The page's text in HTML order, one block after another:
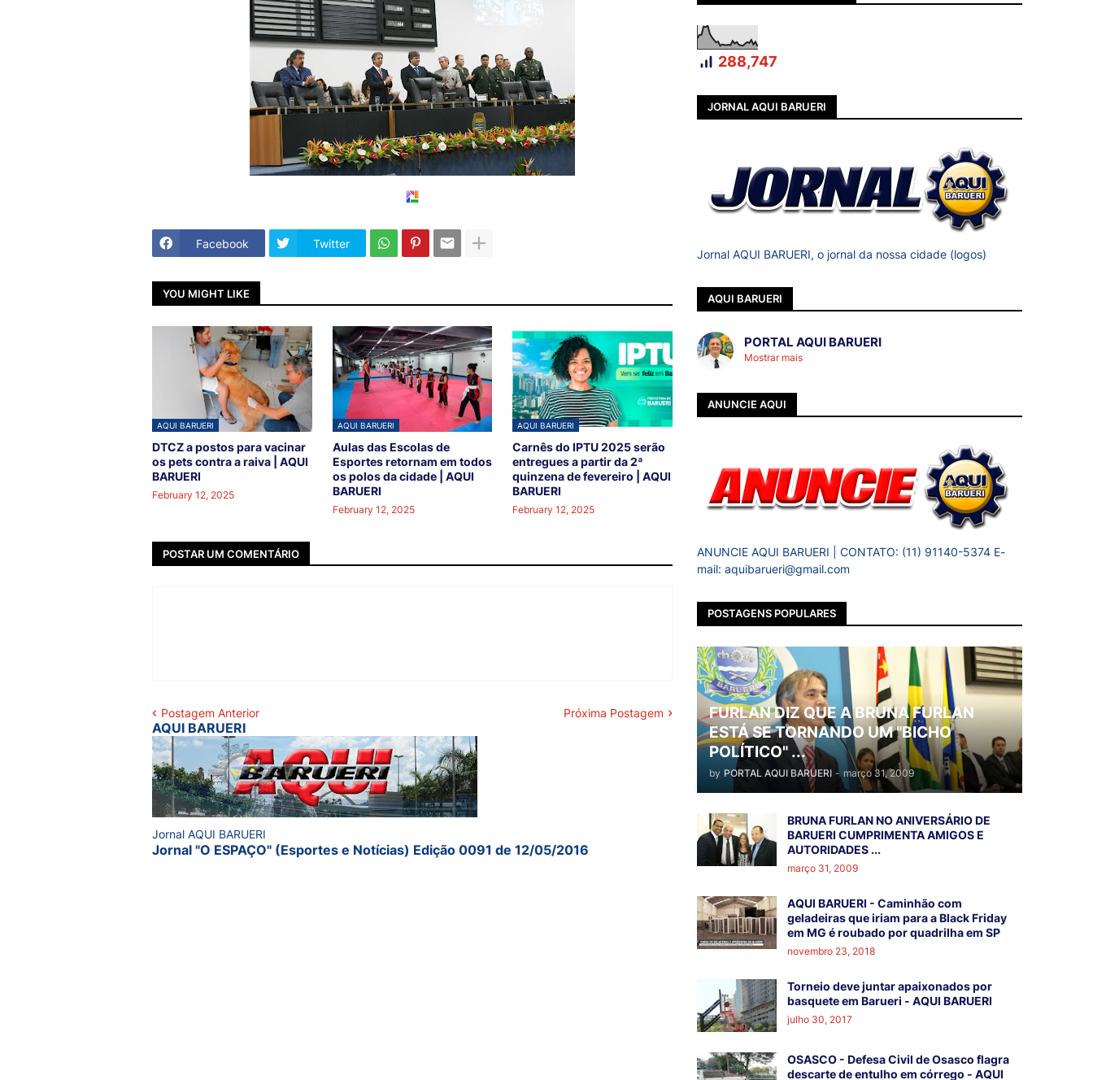
Facebook Twitter
YOU MIGHT LIKE
AQUI BARUERI
DTCZ a postos para vacinar
os pets contra a raiva | AQUI
BARUERI
February 12, 2025
AQUI BARUERI
Aulas das Escolas de
Esportes retornam em todos
os polos da cidade | AQUI
BARUERI
February 12, 2025
AQUI BARUERI
Carnês do IPTU 2025 serão
entregues a partir da 2ª
quinzena de fevereiro | AQUI
BARUERI
February 12, 2025
POSTAR UM COMENTÁRIO
Postagem Anterior Próxima Postagem
AQUI BARUERI
Jornal AQUI BARUERI
Jornal "O ESPAÇO" (Esportes e Notícias) Edição 0091 de 12/05/2016
288,747
JORNAL AQUI BARUERI
Jornal AQUI BARUERI, o jornal da nossa cidade (logos)
AQUI BARUERI
PORTAL AQUI BARUERI
Mostrar mais
ANUNCIE AQUI
ANUNCIE AQUI BARUERI | CONTATO: (11) 91140-5374 E-
mail: aquibarueri@gmail.com
POSTAGENS POPULARES
FURLAN DIZ QUE A BRUNA FURLAN
ESTÁ SE TORNANDO UM "BICHO
POLÍTICO" ...
by PORTAL AQUI BARUERI - março 31, 2009
BRUNA FURLAN NO ANIVERSÁRIO DE
BARUERI CUMPRIMENTA AMIGOS E
AUTORIDADES ...
março 31, 2009
AQUI BARUERI - Caminhão com
geladeiras que iriam para a Black Friday
em MG é roubado por quadrilha em SP
novembro 23, 2018
Torneio deve juntar apaixonados por
basquete em Barueri - AQUI BARUERI
julho 30, 2017
OSASCO - Defesa Civil de Osasco flagra
descarte de entulho em córrego - AQUI